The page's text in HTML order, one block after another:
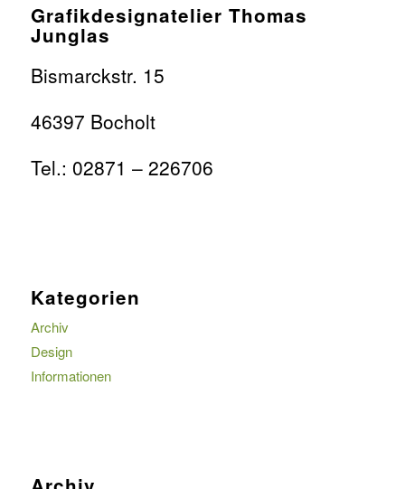
Grafikdesignatelier Thomas
Junglas
Bismarckstr. 15
46397 Bocholt
Tel.: 02871 – 226706
Kategorien
Archiv
Design
Informationen